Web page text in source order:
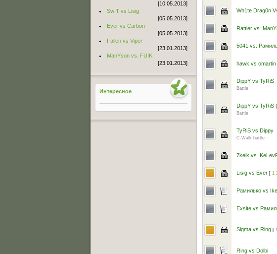
Wh1te Drag0n
Rattler vs.
5041 vs.
hawk vs omartin
DippY vs TyRiS
Battle
DippY vs TyRiS
Battle
TyRiS vs Dippy
C-Walk battle
7kelk vs.
Lisig vs Ever [ 1
Рамилько vs
Exsite vs
Sigma vs Ring [
Ring vs Dolbi
[10.05.2013]
Sw!T vs Lisig
[05.05.2013]
Ever vs Carbon
[05.05.2013]
Fallen vs Viper
[23.01.2013]
ManYson vs. FUIK
[23.01.2013]
Интересное